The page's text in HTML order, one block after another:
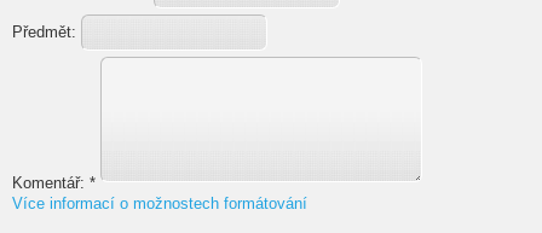
Předmět:
Komentář: *
Více informací o možnostech formátování